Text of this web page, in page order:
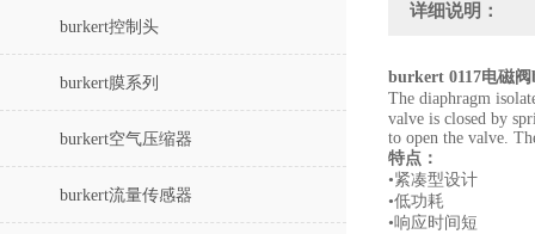
burkert控制头
burkert膜系列
burkert空气压缩器
burkert流量传感器
详细说明：
burkert 0117电磁
The diaphragm
valve is closed by
to open the valve.
特点：
•紧凑型设计
•低功耗
•响应时间短